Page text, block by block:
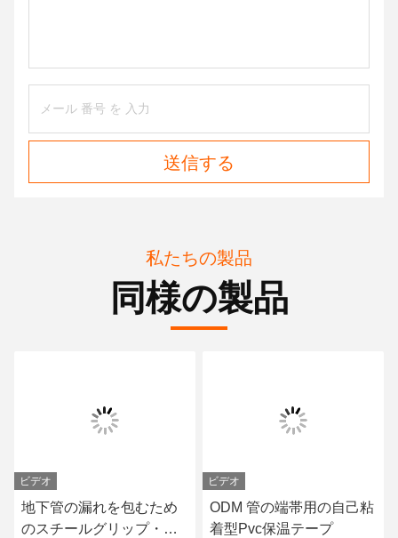
送信する
私たちの製品
同様の製品
ビデオ
地下管の漏れを包むため
のスチールグリップ・イ
ビデオ
ODM 管の端帯用の自己粘
着型Pvc保温テープ